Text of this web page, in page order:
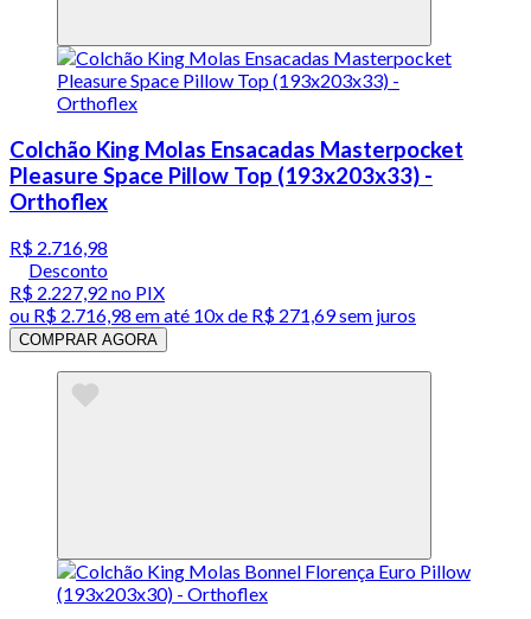
Colchão King Molas Ensacadas Masterpocket
Pleasure Space Pillow Top (193x203x33) -
Orthoflex
R$ 2.716,98
Desconto
R$ 2.227,92 no PIX
ou R$ 2.716,98 em até 10x de R$ 271,69 sem juros
COMPRAR AGORA